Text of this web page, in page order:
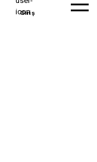
Whatsapp Yardım
Giriş